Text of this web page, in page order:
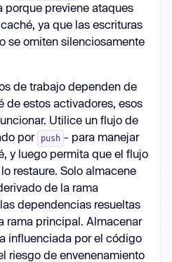
porque previene ataques
ya que las escrituras
se omiten silenciosamente
de trabajo dependen de
de estos activadores, esos
Utilice un flujo de
por
push - para manejar
y luego permita que el flujo
restaure. Solo almacene
de la rama
dependencias resueltas
rama principal. Almacenar
influenciada por el código
riesgo de envenenamiento